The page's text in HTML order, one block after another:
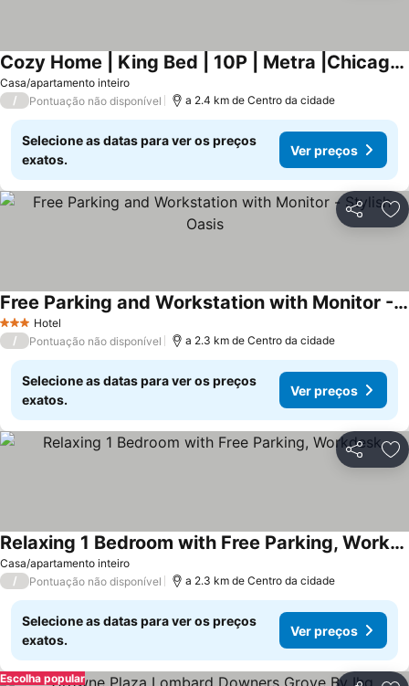
Casa/apartamento inteiro
Cozy Home | King Bed | 10P | Metra |Chicago Suburb
/ Pontuação não disponível a 2.4 km de Centro da cidade
Selecione as datas para ver os preços
exatos.
Ver preços
Partilhar
3 EstrelasHotel
Free Parking and Workstation with Monitor - Stylish Oasis
/ Pontuação não disponível a 2.3 km de Centro da cidade
Selecione as datas para ver os preços
exatos.
Ver preços
Partilhar
Casa/apartamento inteiro
Relaxing 1 Bedroom with Free Parking, Workdesk
/ Pontuação não disponível a 2.3 km de Centro da cidade
Selecione as datas para ver os preços
exatos.
Ver preços
Escolha popular